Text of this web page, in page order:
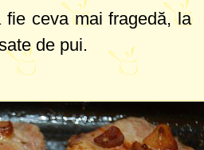
fie ceva mai fragedă, la
de pui.